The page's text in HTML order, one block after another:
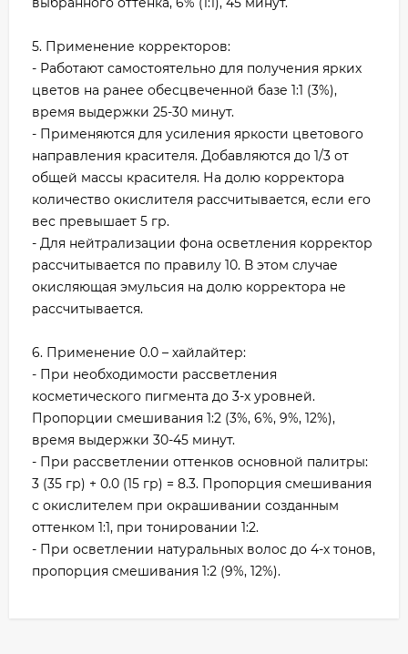
5. Применение корректоров:
- Работают самостоятельно для получения ярких
цветов на ранее обесцвеченной базе 1:1 (3%),
время выдержки 25-30 минут.
- Применяются для усиления яркости цветового
направления красителя. Добавляются до 1/3 от
общей массы красителя. На долю корректора
количество окислителя рассчитывается, если его
вес превышает 5 гр.
- Для нейтрализации фона осветления корректор
рассчитывается по правилу 10. В этом случае
окисляющая эмульсия на долю корректора не
рассчитывается.
6. Применение 0.0 – хайлайтер:
- При необходимости рассветления
косметического пигмента до 3-х уровней.
Пропорции смешивания 1:2 (3%, 6%, 9%, 12%),
время выдержки 30-45 минут.
- При рассветлении оттенков основной палитры:
3 (35 гр) + 0.0 (15 гр) = 8.3. Пропорция смешивания
с окислителем при окрашивании созданным
оттенком 1:1, при тонировании 1:2.
- При осветлении натуральных волос до 4-х тонов,
пропорция смешивания 1:2 (9%, 12%).